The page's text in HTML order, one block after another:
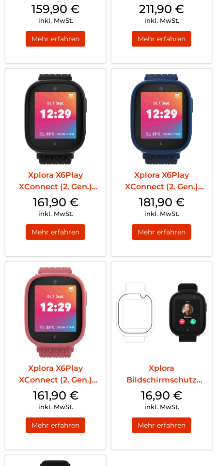
159,90 €
inkl. MwSt.
Mehr erfahren
Dortmund...
211,90 €
inkl. MwSt.
Mehr erfahren
Xplora X6Play
XConnect (2. Gen.)
Nano SIM Black
161,90 €
inkl. MwSt.
Mehr erfahren
Xplora X6Play
XConnect (2. Gen.)
Nano SIM Blue
181,90 €
inkl. MwSt.
Mehr erfahren
Xplora X6Play
XConnect (2. Gen.)
Nano SIM Pink
161,90 €
inkl. MwSt.
Mehr erfahren
Xplora
Bildschirmschutz
X6Play Transparent
16,90 €
inkl. MwSt.
Mehr erfahren